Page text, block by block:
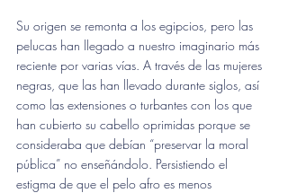
Su origen se remonta a los egipcios, pero las
pelucas han llegado a nuestro imaginario más
reciente por varias vías. A través de las mujeres
negras, que las han llevado durante siglos, así
como las extensiones o turbantes con los que
han cubierto su cabello oprimidas porque se
consideraba que debían “preservar la moral
pública” no enseñándolo. Persistiendo el
estigma de que el pelo afro es menos